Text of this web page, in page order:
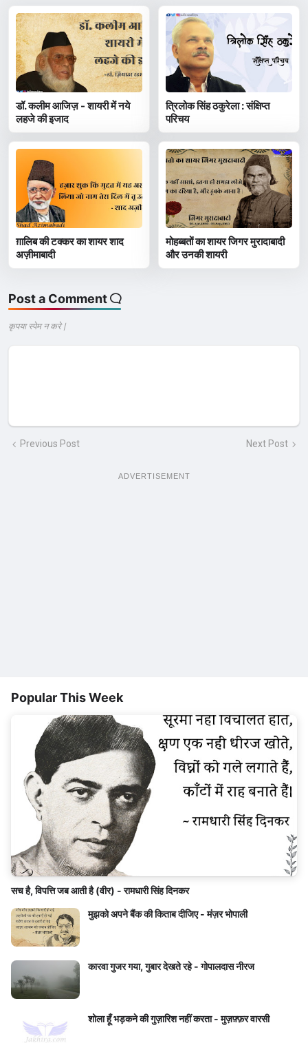
डॉ. कलीम आजिज़ - शायरी में नये
लहजे की इजाद
त्रिलोक सिंह ठकुरेला : संक्षिप्त
परिचय
ग़ालिब की टक्कर का शायर शाद
अज़ीमाबादी
मोहब्बतों का शायर जिगर मुरादाबादी
और उनकी शायरी
Post a Comment
कृपया स्पेम न करे |
Previous Post Next Post
ADVERTISEMENT
Popular This Week
सच है, विपत्ति जब आती है (वीर) - रामधारी सिंह दिनकर
मुझको अपने बैंक की किताब दीजिए - मंज़र भोपाली
कारवा गुजर गया, गुबार देखते रहे - गोपालदास नीरज
शोला हूँ भड़कने की गुज़ारिश नहीं करता - मुज़फ़्फ़र वारसी